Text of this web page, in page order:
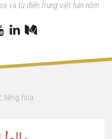
và từ điển trung việt hán nôm
tiếng hoa